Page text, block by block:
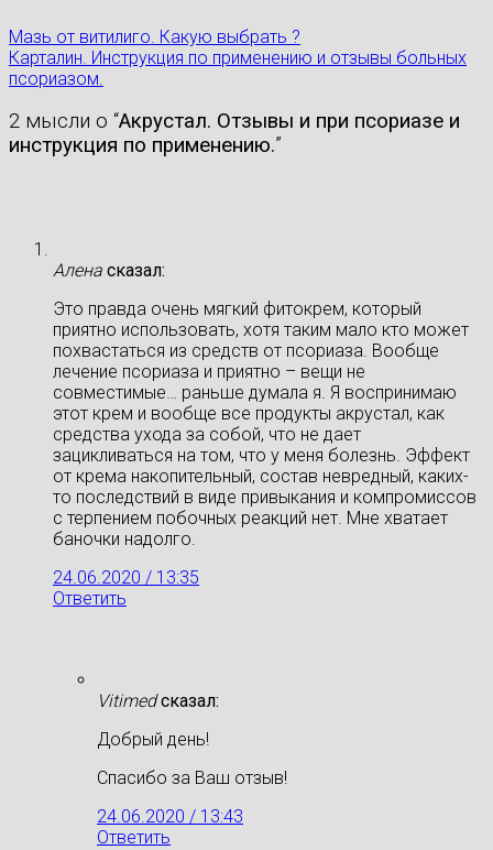
Мазь от витилиго. Какую выбрать ?
Карталин. Инструкция по применению и отзывы больных
псориазом.
2 мысли о “Акрустал. Отзывы и при псориазе и
инструкция по применению.”
Алена сказал:
Это правда очень мягкий фитокрем, который
приятно использовать, хотя таким мало кто может
похвастаться из средств от псориаза. Вообще
лечение псориаза и приятно – вещи не
совместимые… раньше думала я. Я воспринимаю
этот крем и вообще все продукты акрустал, как
средства ухода за собой, что не дает
зацикливаться на том, что у меня болезнь. Эффект
от крема накопительный, состав невредный, каких-
то последствий в виде привыкания и компромиссов
с терпением побочных реакций нет. Мне хватает
баночки надолго.
24.06.2020 / 13:35
Ответить
Vitimed сказал:
Добрый день!
Спасибо за Ваш отзыв!
24.06.2020 / 13:43
Ответить